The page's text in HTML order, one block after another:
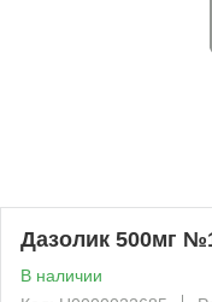
Дазолик 500мг
В наличии